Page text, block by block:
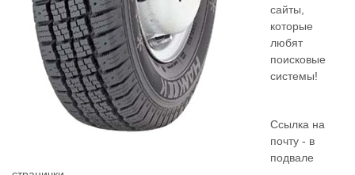
сайты,
которые
любят
поисковые
системы!
Ссылка на
почту - в
подвале